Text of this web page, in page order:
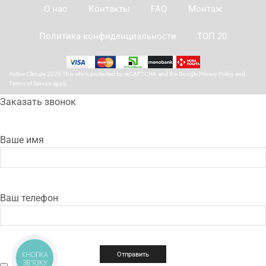
О нас Контакты FAQ Монтаж
Политика конфиденциальности ТОП 20
Active Climate 2026 This site is protected by reCAPTCHA and the Google Privacy Policy and
Terms of Service apply.
Заказать звонок
Ваше имя
Ваш телефон
КНОПКА
ЗВ'ЯЗКУ